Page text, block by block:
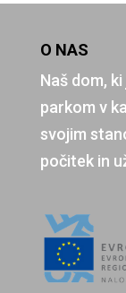
O NAS
Naš dom,
parkom v
svojim
počitek in